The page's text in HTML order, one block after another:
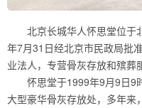
北京长城华人怀思堂位于
年7月31日经北京市民政局批
业法人，专营骨灰存放和殡葬
怀思堂于1999年9月9日9
大型豪华骨灰存放处，多年来